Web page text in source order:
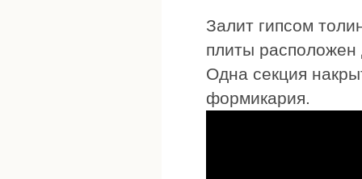
Залит гипсом
плиты
Одна секция
формикария.